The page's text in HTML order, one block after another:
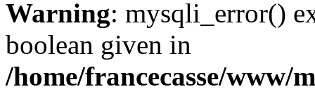
Warning: mysqli_error()
boolean given in
/home/francecasse/www/